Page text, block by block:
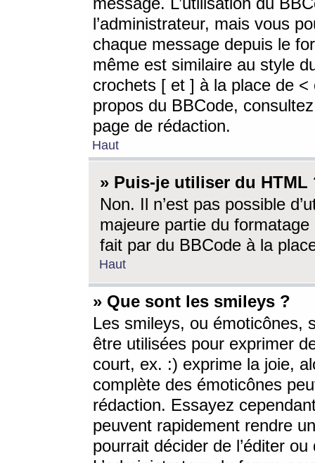
l’administrateur, mais vous
chaque message depuis le
même est similaire au style
crochets [ et ] à la place de <
propos du BBCode,
page de rédaction.
Haut
» Puis-je utiliser du HTML
Non. Il n’est pas possible
majeure partie du
fait par du BBCode à la
Haut
» Que sont les smileys ?
Les smileys, ou émoticônes,
être utilisées pour exprimer
court, ex. :) exprime la joie,
complète des émoticônes
rédaction. Essayez
peuvent rapidement rendre
pourrait décider de l’éditer